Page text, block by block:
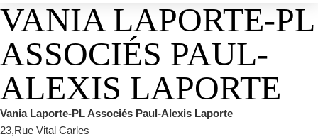
VANIA LAPORTE-PL
ASSOCIÉS PAUL-
ALEXIS LAPORTE
Vania Laporte-PL Associés Paul-Alexis Laporte
23,Rue Vital Carles